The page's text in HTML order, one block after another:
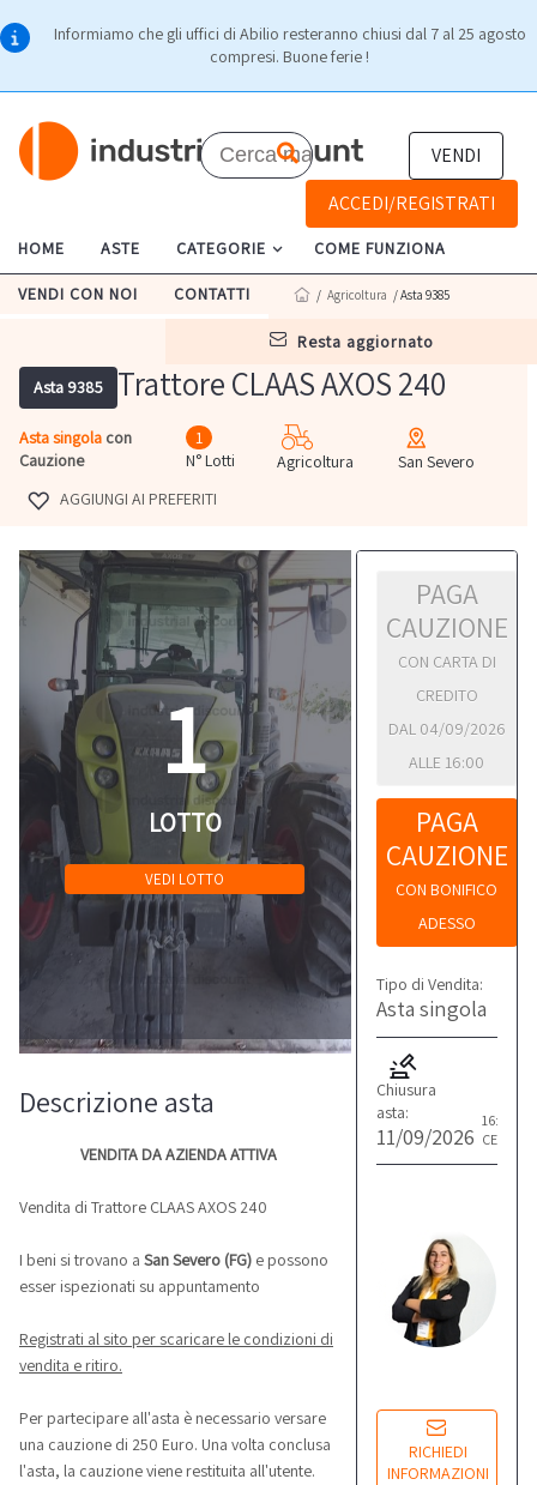
Informiamo che gli uffici di Abilio resteranno chiusi dal 7 al 25 agosto
compresi. Buone ferie !
VENDI
ACCEDI/REGISTRATI
HOME ASTE CATEGORIE COME FUNZIONA
VENDI CON NOI CONTATTI
resta aggiornato
/ Agricoltura / Asta 9385
Asta 9385 Trattore CLAAS AXOS 240
Asta singola con
Cauzione
1
N° Lotti
Agricoltura
San Severo
AGGIUNGI AI PREFERITI
1
LOTTO
VEDI LOTTO
PAGA
CAUZIONE
CON CARTA DI
CREDITO
DAL 04/09/2026
ALLE 16:00
PAGA
CAUZIONE
CON BONIFICO
ADESSO
Tipo di Vendita:
Asta singola
Chiusura
asta:
11/09/2026
16:00
CET
RICHIEDI
INFORMAZIONI
Descrizione asta
VENDITA DA AZIENDA ATTIVA
Vendita di Trattore CLAAS AXOS 240
I beni si trovano a San Severo (FG) e possono
esser ispezionati su appuntamento
Registrati al sito per scaricare le condizioni di
vendita e ritiro.
Per partecipare all'asta è necessario versare
una cauzione di 250 Euro. Una volta conclusa
l'asta, la cauzione viene restituita all'utente.